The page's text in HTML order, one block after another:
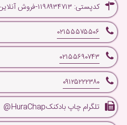
کدپستی: ۱۱۹۸۹۳۴۷۱۳-فروش آنلاین و حضوری
۰۲۱۵۵۵۷۵۵۰۶
۰۲۱۵۵۶۹۰۷۴۳
۰۹۱۲۵۲۲۲۳۸۰
تلگرام چاپ بادکنکHuraChap@